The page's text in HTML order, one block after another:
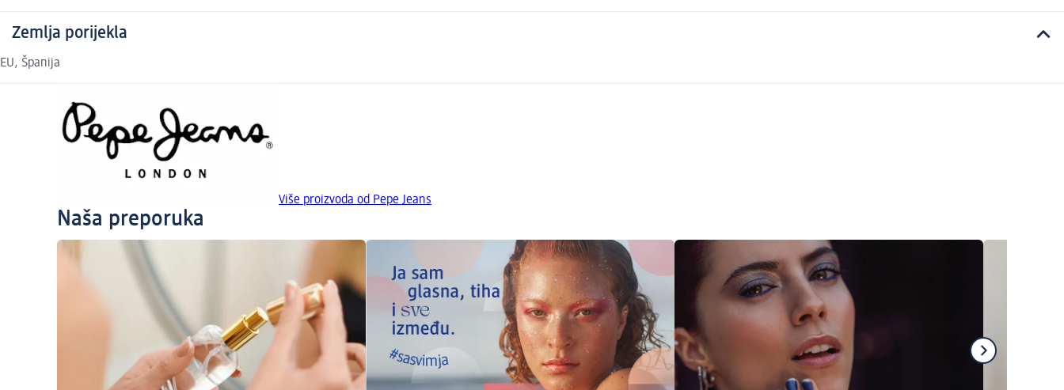
Zemlja porijekla
EU, Španija
Više proizvoda od Pepe Jeans
Naša preporuka